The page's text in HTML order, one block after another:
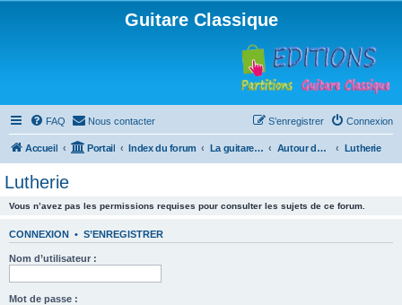
Guitare Classique
FAQ Nous contacter Connexion
S’enregistrer
Accueil Portail Index du forum La guitare : instrument, cours et théorie Autour de la guitare Lutherie
Lutherie
Vous n’avez pas les permissions requises pour consulter les sujets de ce forum.
CONNEXION • S’ENREGISTRER
Nom d’utilisateur :
Mot de passe :